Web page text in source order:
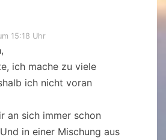
15:18 Uhr
ich mache zu viele
ich nicht voran
an sich immer schon
in einer Mischung aus